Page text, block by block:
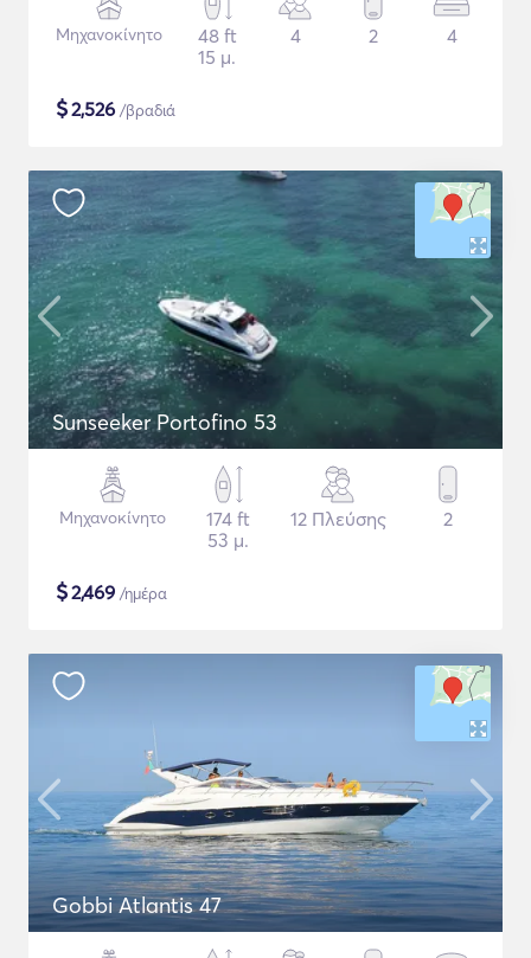
Μηχανοκίνητο
48 ft
15 μ.
4 2 4
$2,526 /βραδιά
Sunseeker Portofino 53
Μηχανοκίνητο
174 ft
53 μ.
12 Πλεύσης 2
$2,469 /ημέρα
Gobbi Atlantis 47